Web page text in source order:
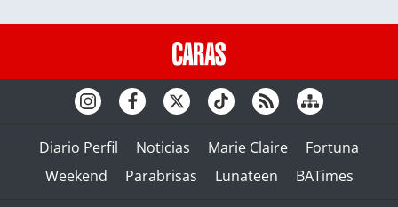
Diario Perfil Noticias Marie Claire
Fortuna
Weekend
Parabrisas Lunateen BATimes